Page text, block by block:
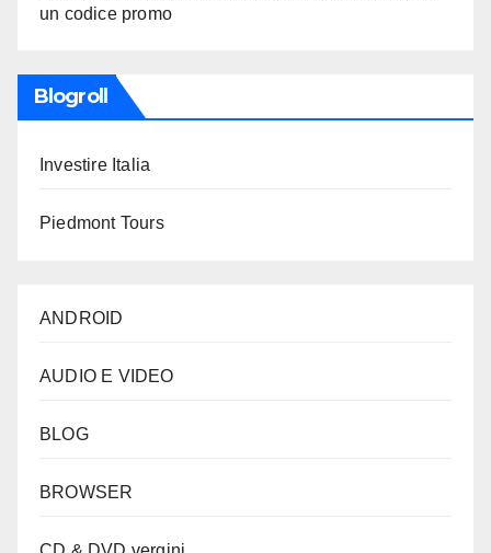
un codice promo
Blogroll
Investire Italia
Piedmont Tours
ANDROID
AUDIO E VIDEO
BLOG
BROWSER